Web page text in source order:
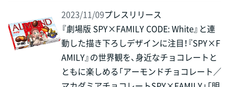
2023/11/09プレスリリース
『劇場版 SPY×FAMILY CODE: White』と連
動した描き下ろしデザインに注目！『SPY×F
AMILY』の世界観を、身近なチョコレートと
ともに楽しめる「アーモンドチョコレート／